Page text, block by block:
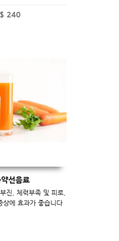
240
선음료
진, 체력부족 및 피로,
상에 효과가 좋습니다